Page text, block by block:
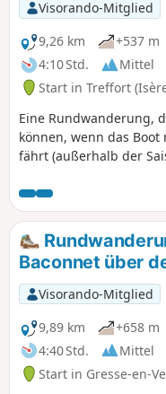
Visorando-Mitglied
9,26 km
+537 m
4:10 Std.
Mittel
Start in Treffort
Eine Rundwanderung,
können, wenn das
fährt (außerhalb der
erkunden möchten.
Wanderung:
Drac. Ich rate Personen
oder Höhenphobie von
ab!
Baconnet über
Visorando-Mitglied
9,89 km
+658 m
4:40 Std.
Mittel
Start in Gresse-en-